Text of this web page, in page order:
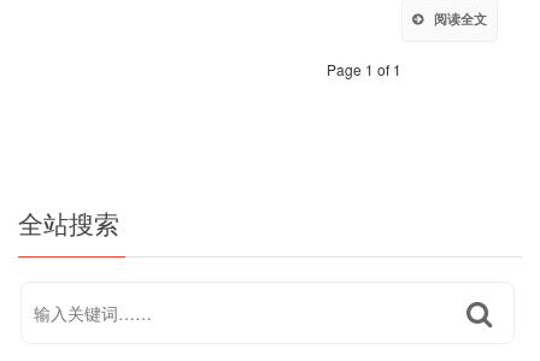
阅读全文
Page 1 of 1
全站搜索